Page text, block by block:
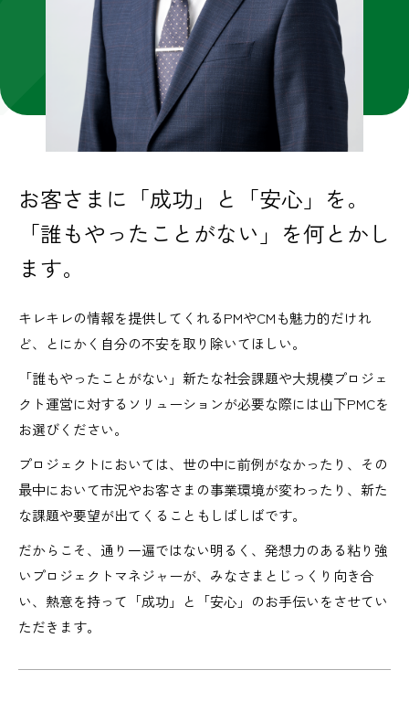
お客さまに「成功」と「安心」を。
「誰もやったことがない」を何とかし
ます。
キレキレの情報を提供してくれるPMやCMも魅力的だけれ
ど、とにかく自分の不安を取り除いてほしい。
「誰もやったことがない」新たな社会課題や大規模プロジェ
クト運営に対するソリューションが必要な際には山下PMCを
お選びください。
プロジェクトにおいては、世の中に前例がなかったり、その
最中において市況やお客さまの事業環境が変わったり、新た
な課題や要望が出てくることもしばしばです。
だからこそ、通り一遍ではない明るく、発想力のある粘り強
いプロジェクトマネジャーが、みなさまとじっくり向き合
い、熱意を持って「成功」と「安心」のお手伝いをさせてい
ただきます。